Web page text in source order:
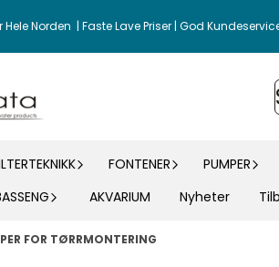
Norden | Faste Lave Priser | God
FONTENER PUMPER
AKVARIUM Nyheter
FOR TØRRMONTERING